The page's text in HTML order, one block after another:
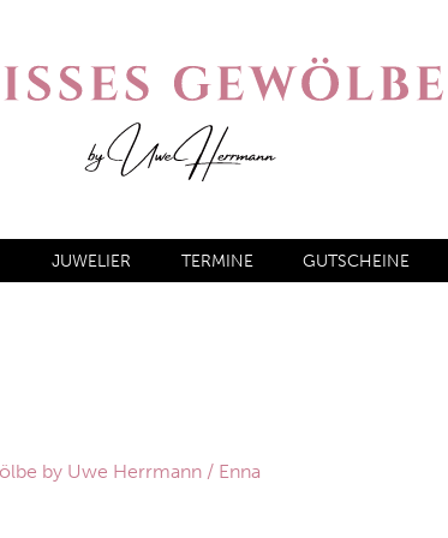
JUWELIER TERMINE GUTSCHEINE
by Uwe Herrmann / Enna